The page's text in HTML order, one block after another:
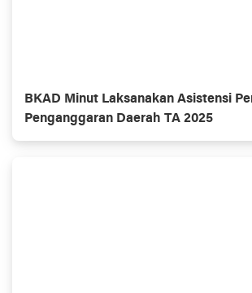
BKAD Minut Laksanakan Asistensi
Penganggaran Daerah TA 2025